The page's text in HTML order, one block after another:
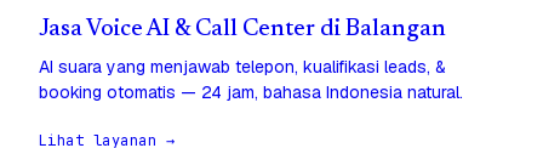
Jasa Voice AI & Call Center di Balangan
AI suara yang menjawab telepon, kualifikasi leads, &
booking otomatis — 24 jam, bahasa Indonesia natural.
Lihat layanan →